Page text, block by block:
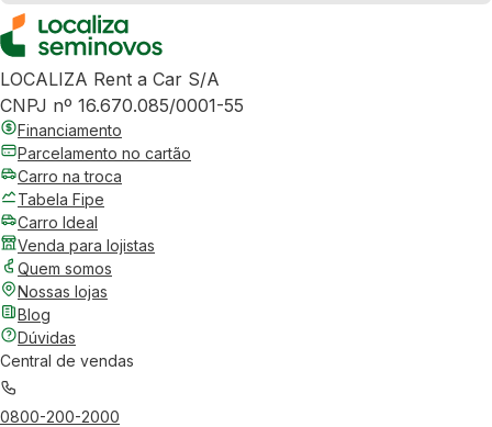
LOCALIZA Rent a Car S/A
CNPJ nº 16.670.085/0001-55
Financiamento
Parcelamento no cartão
Carro na troca
Tabela Fipe
Carro Ideal
Venda para lojistas
Quem somos
Nossas lojas
Blog
Dúvidas
Central de vendas
0800-200-2000